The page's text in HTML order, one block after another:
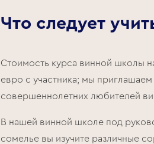
Что следует
Стоимость курса винной школы
евро с участника; мы приглашаем
совершеннолетних любителей
В нашей винной школе под
сомелье вы изучите различные